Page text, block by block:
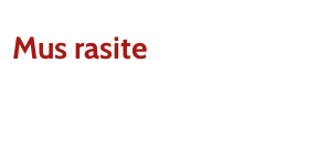
Mus rasite